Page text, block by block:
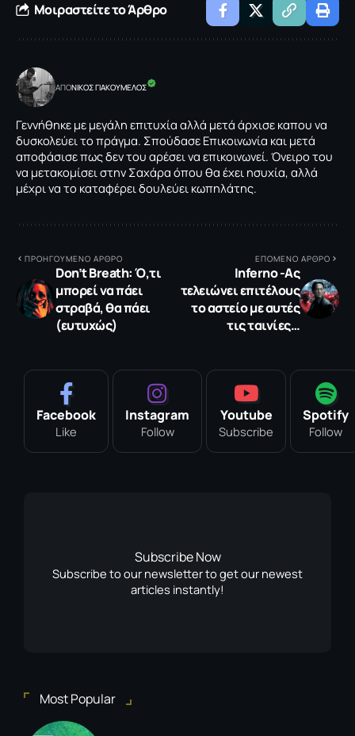
Μοιραστείτε το Άρθρο
ΑΠΟNΙΚΟΣ ΓΙΑΚΟΥΜΕΛΟΣ
Γεννήθηκε με μεγάλη επιτυχία αλλά μετά άρχισε καπου να
δυσκολεύει το πράγμα. Σπούδασε Επικοινωνία και μετά
αποφάσισε πως δεν του αρέσει να επικοινωνεί. Όνειρο του
να μετακομίσει στην Σαχάρα όπου θα έχει ησυχία, αλλά
μέχρι να το καταφέρει δουλεύει κωπηλάτης.
ΠΡΟΗΓΟΥΜΕΝΟ ΑΡΘΡΟ
Don’t Breath: Ό,τι
μπορεί να πάει
στραβά, θα πάει
(ευτυχώς)
ΕΠΟΜΕΝΟ ΑΡΘΡΟ
Inferno -Ας
τελειώνει επιτέλους
το αστείο με αυτές
τις ταινίες…
Facebook
Like
Instagram
Follow
Youtube
Subscribe
Spotify
Follow
Subscribe Now
Subscribe to our newsletter to get our newest
articles instantly!
Most Popular